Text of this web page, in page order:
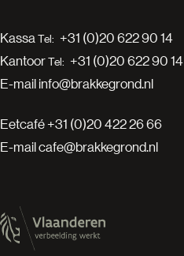
Kassa
+31 (0)20 622 90 14
Kantoor
+31 (0)20 622 90 14
E-mailinfo@brakkegrond.nl
Eetcafé+31 (0)20 422 26 66
E-mailcafe@brakkegrond.nl